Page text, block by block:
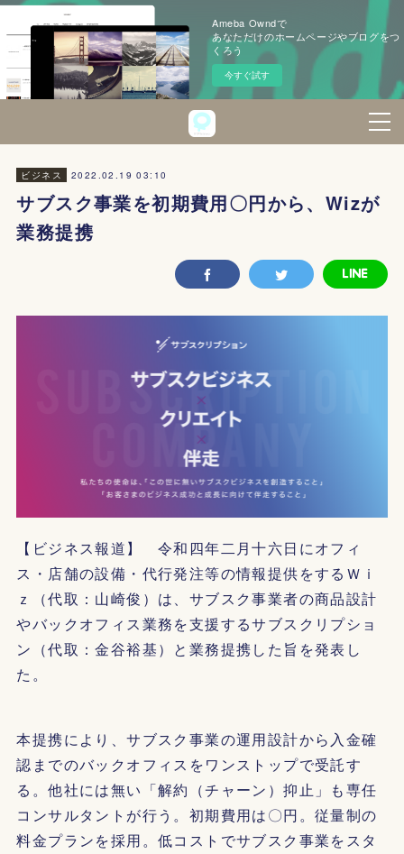
Ameba Owndで
あなただけのホームページやブログをつ
くろう
今すぐ試す
ビジネス 2022.02.19 03:10
サブスク事業を初期費用〇円から、Wizが
業務提携
【ビジネス報道】 令和四年二月十六日にオフィ
ス・店舗の設備・代行発注等の情報提供をするＷｉ
ｚ（代取：山崎俊）は、サブスク事業者の商品設計
やバックオフィス業務を支援するサブスクリプショ
ン（代取：金谷裕基）と業務提携した旨を発表し
た。
本提携により、サブスク事業の運用設計から入金確
認までのバックオフィスをワンストップで受託す
る。他社には無い「解約（チャーン）抑止」も専任
コンサルタントが行う。初期費用は〇円。従量制の
料金プランを採用。低コストでサブスク事業をスタ